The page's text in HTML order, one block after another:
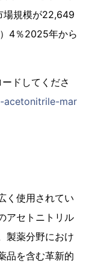
場規模が22,649
4％2025年から
ドしてくださ
acetonitrile-mar
く使用されてい
アセトニトリル
製薬分野におけ
品を含む革新的